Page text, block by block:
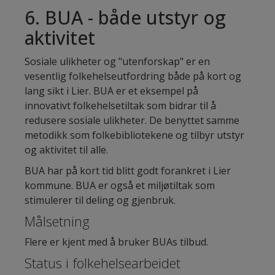
6. BUA - både utstyr og
aktivitet
Sosiale ulikheter og "utenforskap" er en
vesentlig folkehelseutfordring både på kort og
lang sikt i Lier. BUA er et eksempel på
innovativt folkehelsetiltak som bidrar til å
redusere sosiale ulikheter. De benyttet samme
metodikk som folkebibliotekene og tilbyr utstyr
og aktivitet til alle.
BUA har på kort tid blitt godt forankret i Lier
kommune. BUA er også et miljøtiltak som
stimulerer til deling og gjenbruk.
Målsetning
Flere er kjent med å bruker BUAs tilbud.
Status i folkehelsearbeidet